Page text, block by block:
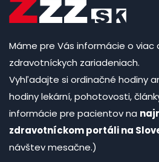
Máme pre Vás informácie o viac
zdravotníckych zariadeniach.
Vyhľadajte si ordinačné hodiny
hodiny lekární, pohotovosti,
informácie pre pacientov na
zdravotníckom portáli na
návštev mesačne.)